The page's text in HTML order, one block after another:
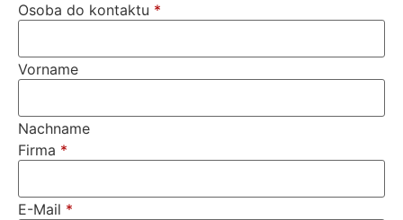
Osoba do kontaktu *
Vorname
Nachname
Firma *
E-Mail *